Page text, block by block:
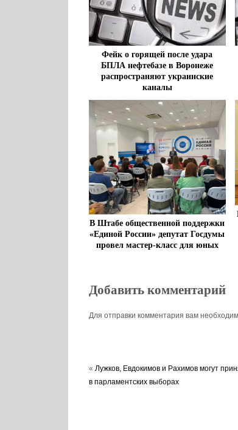
Фейк о горящей после удара
БПЛА нефтебазе в Воронеже
распространяют украинские
каналы
В Штабе общественной поддержки
«Единой России» депутат Госдумы
провел мастер-класс для юных
Добавить комментарий
Для отправки комментария вам
« Лужков, Евдокимов и Рахимов могут
в парламентских выборах